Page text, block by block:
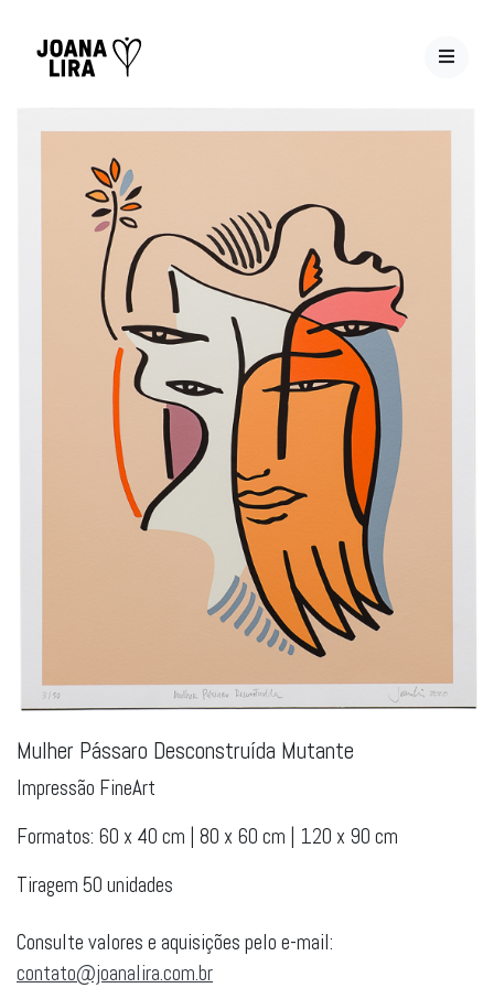
Mulher Pássaro Desconstruída Mutante
Impressão FineArt
Formatos: 60 x 40 cm | 80 x 60 cm | 120 x 90 cm
Tiragem 50 unidades
Consulte valores e aquisições pelo e-mail:
contato@joanalira.com.br